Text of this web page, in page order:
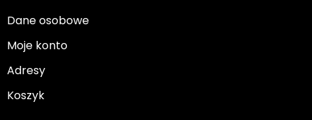
Dane osobowe
Moje konto
Adresy
Koszyk